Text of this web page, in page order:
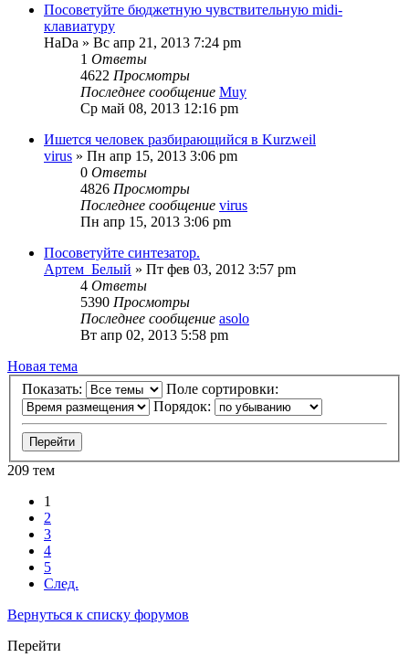
Посоветуйте бюджетную чувствительную midi-
клавиатуру
HaDa » Вс апр 21, 2013 7:24 pm
1 Ответы
4622 Просмотры
Последнее сообщение Muy
Ср май 08, 2013 12:16 pm
Ишется человек разбирающийся в Kurzweil
virus » Пн апр 15, 2013 3:06 pm
0 Ответы
4826 Просмотры
Последнее сообщение virus
Пн апр 15, 2013 3:06 pm
Посоветуйте синтезатор.
Артем_Белый » Пт фев 03, 2012 3:57 pm
4 Ответы
5390 Просмотры
Последнее сообщение asolo
Вт апр 02, 2013 5:58 pm
Новая тема
Показать:
Поле сортировки:
Порядок:
209 тем
1
2
3
4
5
След.
Вернуться к списку форумов
Перейти